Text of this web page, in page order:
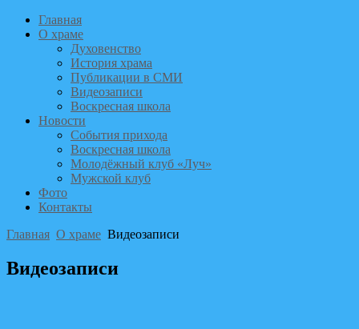
Главная
О храме
Духовенство
История храма
Публикации в СМИ
Видеозаписи
Воскресная школа
Новости
События прихода
Воскресная школа
Молодёжный клуб «Луч»
Мужской клуб
Фото
Контакты
Главная О храме Видеозаписи
Видеозаписи